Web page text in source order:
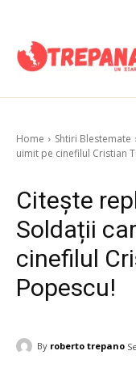
Home Shtiri Blestemate
uimit pe cinefilul Cristian
Citește
Soldații
cinefilul
Popescu!
By roberto trepano